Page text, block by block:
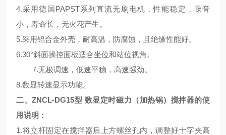
4.采用德国PAPST系列直流无刷电机，性能稳定，噪音
小，寿命长，无火花产生。
5.采用铝合金外壳，耐高温，防腐蚀，且绝缘性能好。
6.30°斜面操控面板适合坐位和站位视角。
7.无极调速，低速平稳，高速强劲。
8.数显转速显示功能。
二、ZNCL-DG15型 数显定时磁力（加热锅）搅拌器的使
用说明 ：
1.将立杆固定在搅拌器后上方螺丝孔内，调整好十字夹高